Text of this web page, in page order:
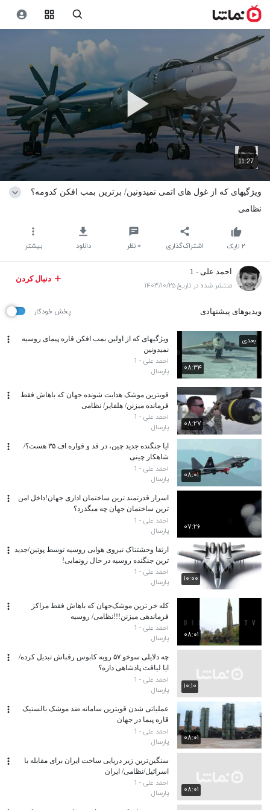
11:27
ویژگیهای که از غول های اتمی نمیدونین/ برترین بمب افکن کدومه؟
نظامی
اشتراک‌گذاری ۰ نظر دانلود بیشتر ۲ لایک
احمد علی - 1
منتشر شده در تاریخ ۱۴۰۳/۱۰/۲۵
دنبال کردن
ویدیوهای پیشنهادی پخش خودکار
۰۸:۳۴
بعدی
ویژگیهای که از اولین بمب افکن قاره پیمای روسیه
نمیدونین
احمد علی - 1
پارسال
۰۸:۲۷
قویترین موشک هدایت شونده جهان که باهاش فقط
فرمانده میزنن/ هلفایر/ نظامی
احمد علی - 1
پارسال
۰۸:۰۱
ایا جنگنده جدید چین، در قد و قواره اف ۳۵ هست؟/
شاهکار چینی
احمد علی - 1
پارسال
۰۷:۲۶
اسرار قدرتمند ترین ساختمان اداری جهان!داخل امن
ترین ساختمان جهان چه میگذرد؟
احمد علی - 1
پارسال
۱۰:۰۰
ارتقا وحشتناک نیروی هوایی روسیه توسط پوتین/جدید
ترین جنگنده روسیه در حال رونمایی!
احمد علی - 1
پارسال
۰۸:۰۱
کله خر ترین موشک‌جهان که باهاش فقط مراکز
فرماندهی میزنن!!!نظامی/ روسیه
احمد علی - 1
پارسال
۱۰:۱۰
چه دلایلی سوخو ۵۷ رو‌به کابوس رقباش تبدیل کرده/
ایا لیاقت پادشاهی داره؟
احمد علی - 1
پارسال
۰۸:۰۱
عملیاتی شدن قویترین سامانه ضد موشک بالستیک
قاره پیما در جهان
احمد علی - 1
پارسال
۰۸:۰۱
سنگین‌ترین‌ زیر دریایی ساخت ایران برای مقابله با
اسرائیل/نظامی/ ایران
احمد علی - 1
پارسال